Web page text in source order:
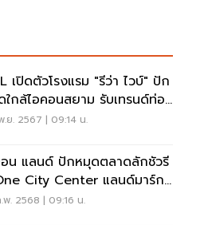
เปิดตัวโรงแรม "รีว่า ไวบ์" ปัก
ใกล้ไอคอนสยาม รับเทรนด์ท่อง
วบูม
.ย. 2567 | 09:14 น.
อน แลนด์ ปักหมุดตลาดลักชัวรี
City Center แลนด์มาร์กก
กรุง
พ. 2568 | 09:16 น.